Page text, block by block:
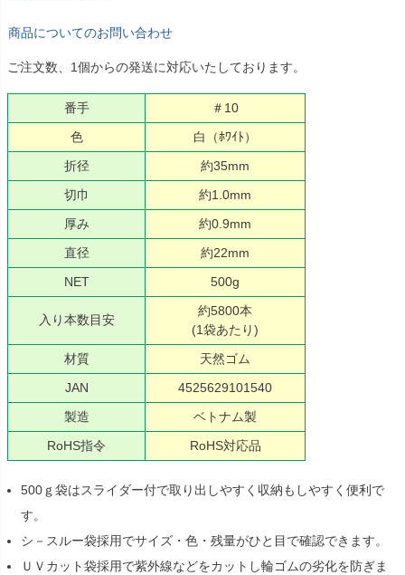
商品についてのお問い合わせ
ご注文数、1個からの発送に対応いたしております。
番手
＃10
色
白（ﾎﾜｲﾄ）
折径
約35mm
切巾
約1.0mm
厚み
約0.9mm
直径
約22mm
NET
500g
入り本数目安
約5800本
(1袋あたり)
材質
天然ゴム
JAN
4525629101540
製造
ベトナム製
RoHS指令
RoHS対応品
500ｇ袋はスライダー付で取り出しやすく収納もしやすく便利で
す。
シ－スルー袋採用でサイズ・色・残量がひと目で確認できます。
ＵＶカット袋採用で紫外線などをカットし輪ゴムの劣化を防ぎま